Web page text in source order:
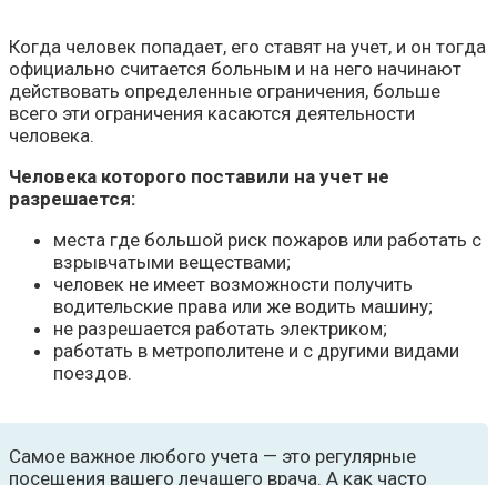
Когда человек попадает, его ставят на учет, и он тогда
официально считается больным и на него начинают
действовать определенные ограничения, больше
всего эти ограничения касаются деятельности
человека.
Человека которого поставили на учет не
разрешается:
места где большой риск пожаров или работать с
взрывчатыми веществами;
человек не имеет возможности получить
водительские права или же водить машину;
не разрешается работать электриком;
работать в метрополитене и с другими видами
поездов.
Самое важное любого учета — это регулярные
посещения вашего лечащего врача. А как часто